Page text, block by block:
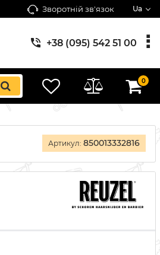
Зворотній зв'язок Ua
+38 (095) 542 51 00
0
Артикул: 850013332816